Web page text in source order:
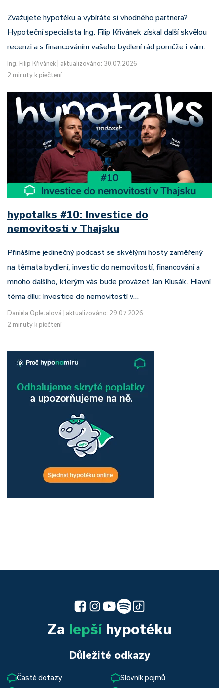
Zvažujete hypotéku a vybíráte si vhodného partnera?
Hypoteční specialista Ing. Filip Křivánek získal další skvělou
recenzi a s financováním vašeho bydlení rád pomůže i vám.
Ing. Filip Křivánek
aktualizováno: 30.07.2026
2 minuty k přečtení
hypotalks #10: Investice do
nemovitostí v Thajsku
Přinášíme jedinečný podcast se skvělými hosty zaměřený
na témata bydlení, investic do nemovitostí, financování a
mnoho dalšího, kterým vás bude provázet Jan Klusák. Hlavní
téma dílu: Investice do nemovitostí v…
Daniela Opletalová
aktualizováno: 29.07.2026
2 minuty k přečtení
Za lepšíhypotéku
Důležité odkazy
Časté dotazy
Slovník pojmů